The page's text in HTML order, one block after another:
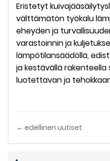
Eristetyt
välttämätön työkalu
eheyden ja
varastoinnin ja
lämpötilansäädöllä,
ja kestävällä rakenteella
luotettavan ja
← edellinen uutiset